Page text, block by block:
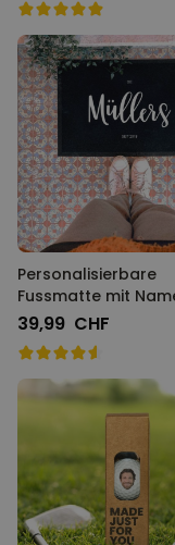
Personalisierbare
Fussmatte mit
39,99 CHF